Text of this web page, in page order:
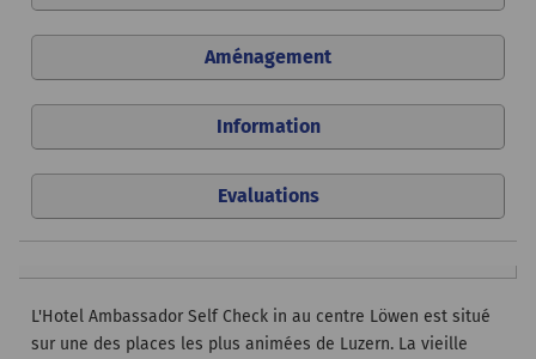
Aménagement
Information
Evaluations
L'Hotel Ambassador Self Check in au centre Löwen est situé
sur une des places les plus animées de Luzern. La vieille